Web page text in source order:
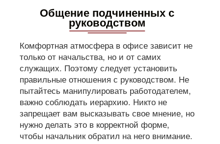
Общение подчиненных с
руководством
Комфортная атмосфера в офисе зависит не
только от начальства, но и от самих
служащих. Поэтому следует установить
правильные отношения с руководством. Не
пытайтесь манипулировать работодателем,
важно соблюдать иерархию. Никто не
запрещает вам высказывать свое мнение, но
нужно делать это в корректной форме,
чтобы начальник обратил на него внимание.